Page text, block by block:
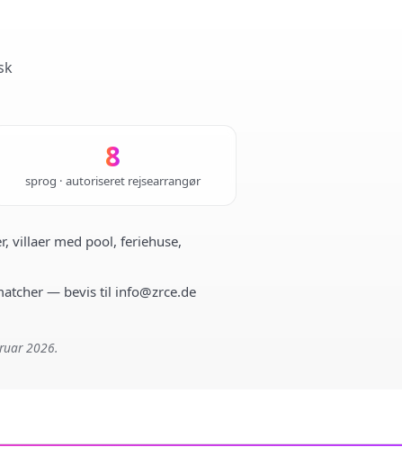
8
sprog · autoriseret rejsearrangør
villaer med pool, feriehuse,
— bevis til info@zrce.de
2026.